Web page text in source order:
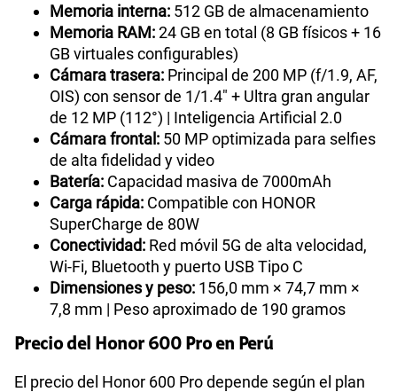
Memoria interna: 512 GB de almacenamiento
Memoria RAM:24 GB en total (8 GB físicos + 16
GB virtuales configurables)
Cámara trasera: Principal de 200 MP (f/1.9, AF,
OIS) con sensor de 1/1.4" + Ultra gran angular
de 12 MP (112°) | Inteligencia Artificial 2.0
Cámara frontal: 50 MP optimizada para selfies
de alta fidelidad y video
Batería: Capacidad masiva de 7000mAh
Carga rápida: Compatible con HONOR
SuperCharge de 80W
Conectividad: Red móvil 5G de alta velocidad,
Wi-Fi, Bluetooth y puerto USB Tipo C
Dimensiones y peso: 156,0 mm × 74,7 mm ×
7,8 mm | Peso aproximado de 190 gramos
Precio del Honor 600 Pro en Perú
El precio del Honor 600 Pro depende según el plan